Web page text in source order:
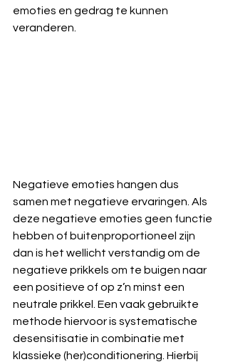
emoties en gedrag te kunnen
veranderen.
Negatieve emoties hangen dus
samen met negatieve ervaringen. Als
deze negatieve emoties geen functie
hebben of buitenproportioneel zijn
dan is het wellicht verstandig om de
negatieve prikkels om te buigen naar
een positieve of op z’n minst een
neutrale prikkel. Een vaak gebruikte
methode hiervoor is systematische
desensitisatie in combinatie met
klassieke (her)conditionering. Hierbij